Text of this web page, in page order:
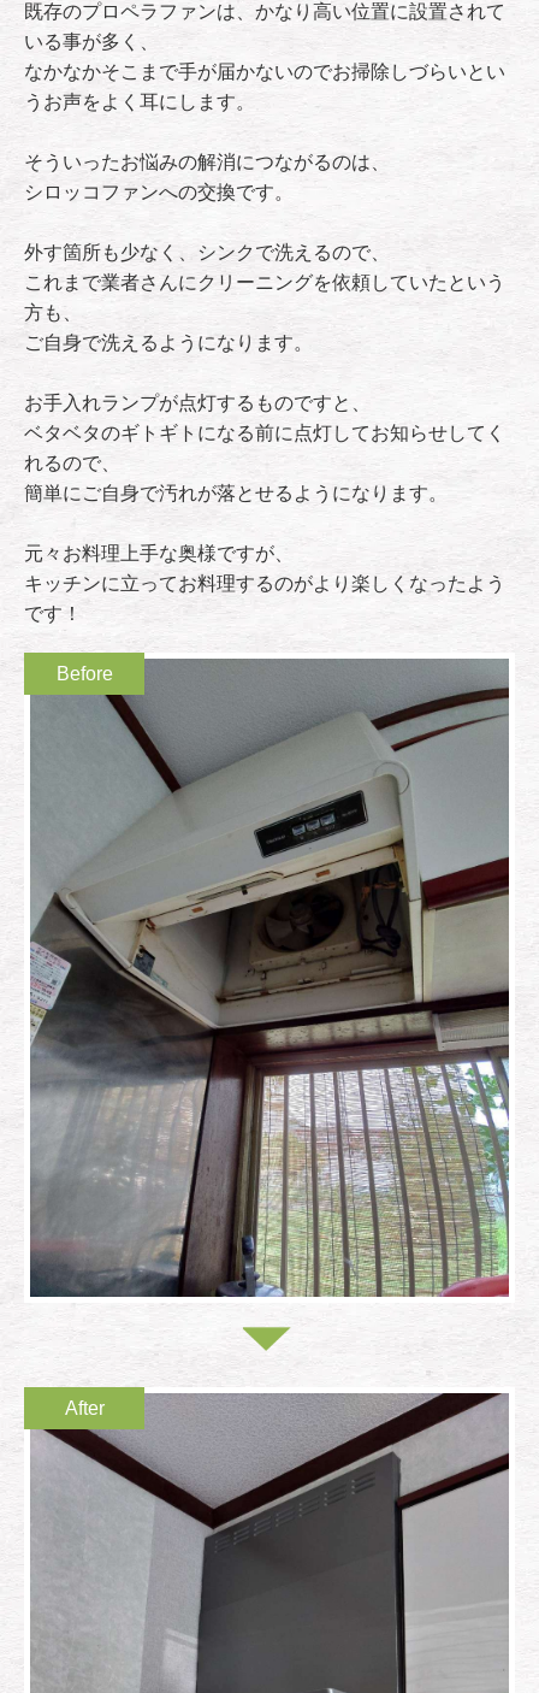
既存のプロペラファンは、かなり高い位置に設置されて
いる事が多く、
なかなかそこまで手が届かないのでお掃除しづらいとい
うお声をよく耳にします。
そういったお悩みの解消につながるのは、
シロッコファンへの交換です。
外す箇所も少なく、シンクで洗えるので、
これまで業者さんにクリーニングを依頼していたという
方も、
ご自身で洗えるようになります。
お手入れランプが点灯するものですと、
ベタベタのギトギトになる前に点灯してお知らせしてく
れるので、
簡単にご自身で汚れが落とせるようになります。
元々お料理上手な奥様ですが、
キッチンに立ってお料理するのがより楽しくなったよう
です！
Before
After